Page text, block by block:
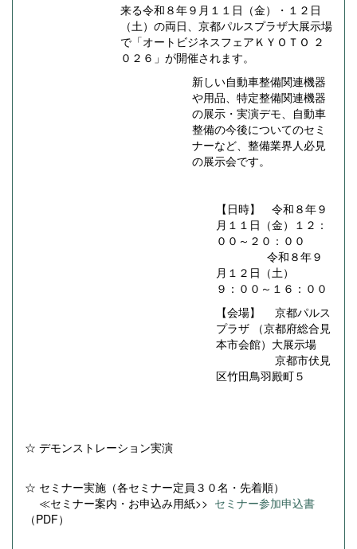
来る令和８年９月１１日（金）・１２日
（土）の両日、京都パルスプラザ大展示場
で「オートビジネスフェアＫＹＯＴＯ ２
０２６」が開催されます。
新しい自動車整備関連機器
や用品、特定整備関連機器
の展示・実演デモ、自動車
整備の今後についてのセミ
ナーなど、整備業界人必見
の展示会です。
【日時】 令和８年９
月１１日（金）１２：
００～２０：００
令和８年９
月１２日（土）
９：００～１６：００
【会場】 京都パルス
プラザ （京都府総合見
本市会館）大展示場
京都市伏見
区竹田鳥羽殿町５
☆ デモンストレーション実演
☆ セミナー実施（各セミナー定員３０名・先着順）
≪セミナー案内・お申込み用紙>> セミナー参加申込書
（PDF）